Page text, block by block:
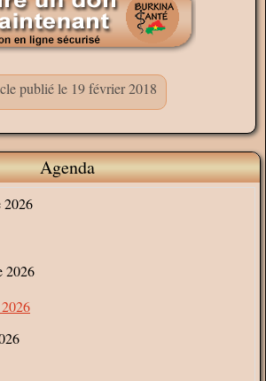
publié le 19 février 2018
Agenda
2026
2026